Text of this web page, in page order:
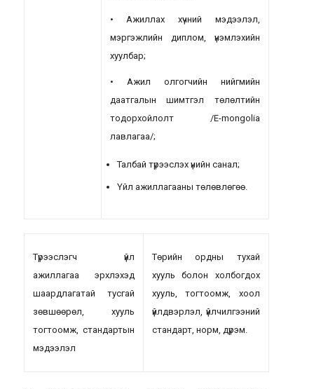
• Ажиллах хүчний мэдээлэл,
мэргэжлийн диплом, үнэмлэхийн
хуулбар;
• Ажил олгогчийн нийгмийн
даатгалын шимтгэл төлөлтийн
тодорхойлолт /E-mongolia
лавлагаа/;
Талбай түрээслэх үнийн санал;
Үйл ажиллагааны төлөвлөгөө.
Түрээслэгч үйл
ажиллагаа эрхлэхэд
шаардлагатай тусгай
зөвшөөрөл, хууль
тогтоомж, стандартын
мэдээлэл
Төрийн ордны тухай
хууль болон холбогдох
хууль, тогтоомж, хоол
үйлдвэрлэл, үйлчилгээний
стандарт, норм, дүрэм.